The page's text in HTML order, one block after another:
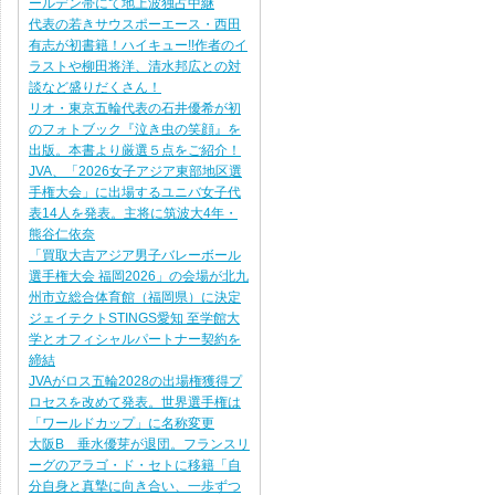
ールデン帯にて地上波独占中継
代表の若きサウスポーエース・西田
有志が初書籍！ハイキュー!!作者のイ
ラストや柳田将洋、清水邦広との対
談など盛りだくさん！
リオ・東京五輪代表の石井優希が初
のフォトブック『泣き虫の笑顔』を
出版。本書より厳選５点をご紹介！
JVA、「2026女子アジア東部地区選
手権大会」に出場するユニバ女子代
表14人を発表。主将に筑波大4年・
熊谷仁依奈
「買取大吉アジア男子バレーボール
選手権大会 福岡2026」の会場が北九
州市立総合体育館（福岡県）に決定
ジェイテクトSTINGS愛知 至学館大
学とオフィシャルパートナー契約を
締結
JVAがロス五輪2028の出場権獲得プ
ロセスを改めて発表。世界選手権は
「ワールドカップ」に名称変更
大阪B 垂水優芽が退団。フランスリ
ーグのアラゴ・ド・セトに移籍「自
分自身と真摯に向き合い、一歩ずつ